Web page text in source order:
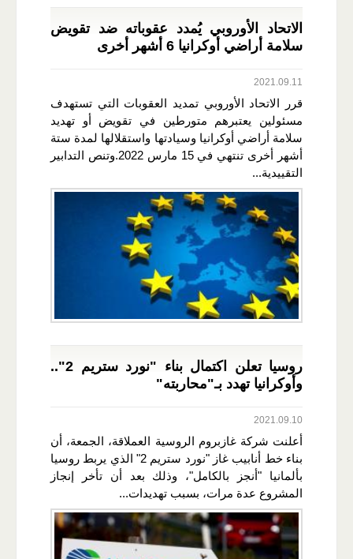
الاتحاد الأوروبي يُمدد عقوباته ضد تقويض
سلامة أراضي أوكرانيا 6 أشهر أخرى
2021.09.11
قرر الاتحاد الأوروبي تمديد العقوبات التي تستهدف
مسئولين يعتبرهم متورطين في تقويض أو تهديد
سلامة أراضي أوكرانيا وسيادتها واستقلالها لمدة ستة
أشهر أخرى تنتهي في 15 مارس 2022.وتنص التدابير
التقييدية...
روسيا تعلن اكتمال بناء "نورد ستريم 2"..
وأوكرانيا تهدد بـ"محاربته"
2021.09.10
أعلنت شركة غازبروم الروسية العملاقة، الجمعة، أن
بناء خط أنابيب غاز "نورد ستريم 2" الذي يربط روسيا
بألمانيا "أنجز بالكامل"، وذلك بعد أن تأخر إنجاز
المشروع عدة مرات، بسبب تهديدات...